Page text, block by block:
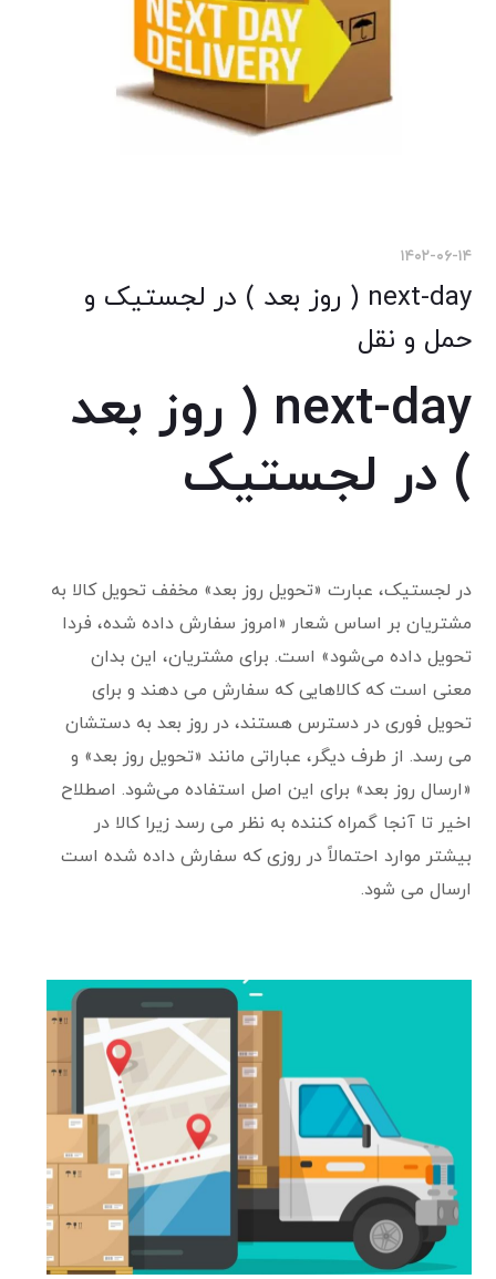
۱۴۰۲-۰۶-۱۴
next-day ( روز بعد ) در لجستیک و
حمل و نقل
next-day ( روز بعد
) در لجستیک
در لجستیک، عبارت «تحویل روز بعد» مخفف تحویل کالا به
مشتریان بر اساس شعار «امروز سفارش داده شده، فردا
تحویل داده می‌شود» است. برای مشتریان، این بدان
معنی است که کالاهایی که سفارش می دهند و برای
تحویل فوری در دسترس هستند، در روز بعد به دستشان
می رسد. از طرف دیگر، عباراتی مانند «تحویل روز بعد» و
«ارسال روز بعد» برای این اصل استفاده می‌شود. اصطلاح
اخیر تا آنجا گمراه کننده به نظر می رسد زیرا کالا در
بیشتر موارد احتمالاً در روزی که سفارش داده شده است
ارسال می شود.